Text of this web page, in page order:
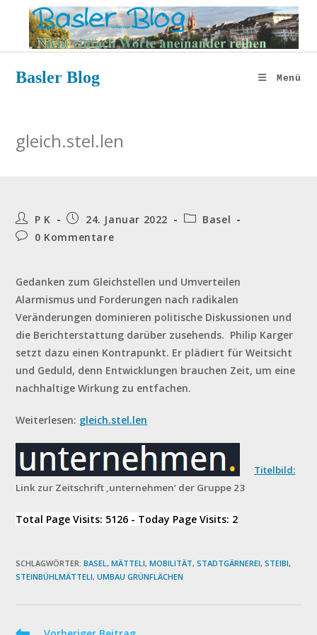
springen
Basler Blog Menü
gleich.stel.len
Beitrags-
Autor:
P K
Beitrag
veröffentlicht:
24. Januar 2022
Beitrags-
Basel
Beitrags-
0 Kommentare
Gedanken zum Gleichstellen und Umverteilen
Alarmismus und Forderungen nach radikalen
Veränderungen dominieren politische Diskussionen und
die Berichterstattung darüber zusehends. Philip Karger
setzt dazu einen Kontrapunkt. Er plädiert für Weitsicht
und Geduld, denn Entwicklungen brauchen Zeit, um eine
nachhaltige Wirkung zu entfachen.
Weiterlesen: gleich.stel.len
Titelbild:
Link zur Zeitschrift ‚unternehmen‘ der Gruppe 23
Total Page Visits: 5126 - Today Page Visits: 2
SCHLAGWÖRTER:BASEL , MÄTTELI, MOBILITÄT, STADTGÄRNEREI, STEIBI,
STEINBÜHLMÄTTELI, UMBAU GRÜNFLÄCHEN
Weitere